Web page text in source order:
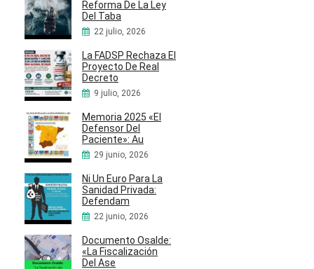
Reforma De La Ley
Del Taba
22 julio, 2026
La FADSP Rechaza El
Proyecto De Real
Decreto
9 julio, 2026
Memoria 2025 «El
Defensor Del
Paciente»: Au
29 junio, 2026
Ni Un Euro Para La
Sanidad Privada:
Defendam
22 junio, 2026
Documento Osalde:
«La Fiscalización
Del Ase